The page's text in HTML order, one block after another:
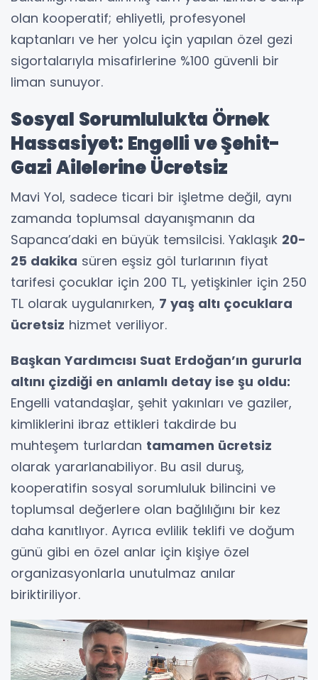
olan kooperatif; ehliyetli, profesyonel
kaptanları ve her yolcu için yapılan özel gezi
sigortalarıyla misafirlerine %100 güvenli bir
liman sunuyor.
Sosyal Sorumlulukta Örnek
Hassasiyet: Engelli ve Şehit-
Gazi Ailelerine Ücretsiz
Mavi Yol, sadece ticari bir işletme değil, aynı
zamanda toplumsal dayanışmanın da
Sapanca’daki en büyük temsilcisi. Yaklaşık 20-
25 dakika süren eşsiz göl turlarının fiyat
tarifesi çocuklar için 200 TL, yetişkinler için 250
TL olarak uygulanırken, 7 yaş altı çocuklara
ücretsiz hizmet veriliyor.
Başkan Yardımcısı Suat Erdoğan’ın gururla
altını çizdiği en anlamlı detay ise şu oldu:
Engelli vatandaşlar, şehit yakınları ve gaziler,
kimliklerini ibraz ettikleri takdirde bu
muhteşem turlardan tamamen ücretsiz
olarak yararlanabiliyor. Bu asil duruş,
kooperatifin sosyal sorumluluk bilincini ve
toplumsal değerlere olan bağlılığını bir kez
daha kanıtlıyor. Ayrıca evlilik teklifi ve doğum
günü gibi en özel anlar için kişiye özel
organizasyonlarla unutulmaz anılar
biriktiriliyor.